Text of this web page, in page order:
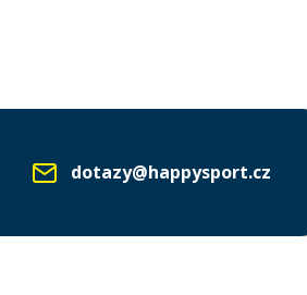
dotazy@happysport.cz